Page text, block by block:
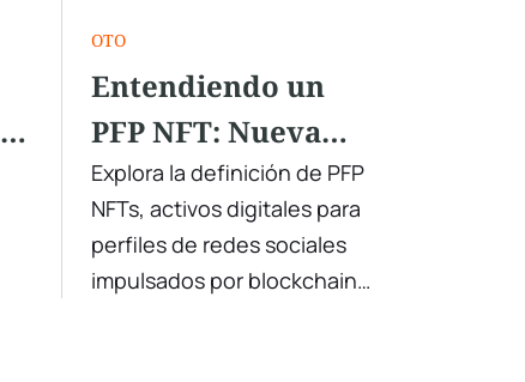
OTO
Entendiendo un
PFP NFT: Nueva
Tendencia en Redes
Sociales
Explora la definición de PFP
NFTs, activos digitales para
perfiles de redes sociales
impulsados por blockchain